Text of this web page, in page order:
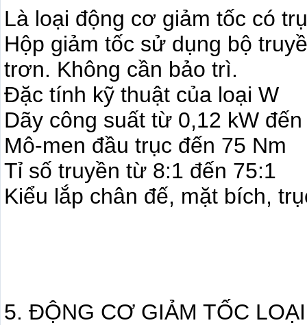
Là loại động cơ giảm tốc có
Hộp giảm tốc sử dụng bộ
trơn. Không cần bảo trì.
Đặc tính kỹ thuật của loại W
Dãy công suất từ 0,12 kW
Mô-men đầu trục đến 75 Nm
Tỉ số truyền từ 8:1 đến 75:1
Kiểu lắp chân đế, mặt bích,
5. ĐỘNG CƠ GIẢM TỐC